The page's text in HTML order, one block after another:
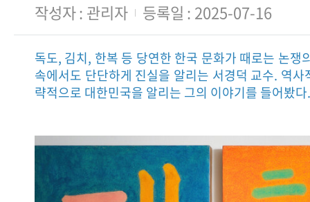
작성자 관리자 등록일 2025-07-16
독도, 김치, 한복 등 당연한 한국 문화가 때로는 논쟁
속에서도 단단하게 진실을 알리는 서경덕 교수. 역
략적으로 대한민국을 알리는 그의 이야기를 들어봤다.